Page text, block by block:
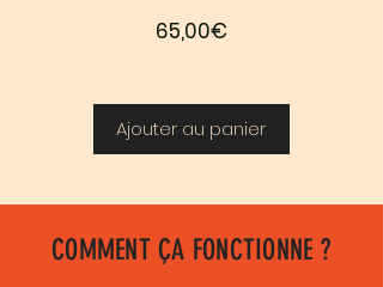
65,00€
Ajouter au panier
COMMENT ÇA FONCTIONNE ?